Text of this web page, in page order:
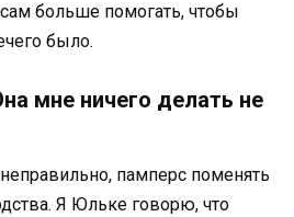
больше помогать, чтобы
было.
мне ничего делать не
памперс поменять
Я Юльке говорю, что